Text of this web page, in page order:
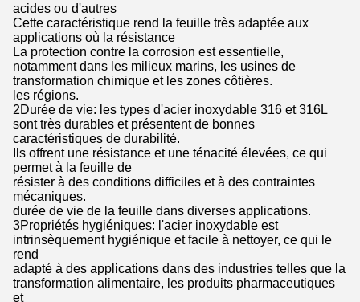
acides ou d'autres
Cette caractéristique rend la feuille très adaptée aux
applications où la résistance
La protection contre la corrosion est essentielle,
notamment dans les milieux marins, les usines de
transformation chimique et les zones côtières.
les régions.
2Durée de vie: les types d'acier inoxydable 316 et 316L
sont très durables et présentent de bonnes
caractéristiques de durabilité.
Ils offrent une résistance et une ténacité élevées, ce qui
permet à la feuille de
résister à des conditions difficiles et à des contraintes
mécaniques.
durée de vie de la feuille dans diverses applications.
3Propriétés hygiéniques: l'acier inoxydable est
intrinsèquement hygiénique et facile à nettoyer, ce qui le
rend
adapté à des applications dans des industries telles que la
transformation alimentaire, les produits pharmaceutiques
et